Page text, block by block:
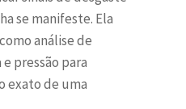
se manifeste. Ela
análise de
pressão para
exato de uma